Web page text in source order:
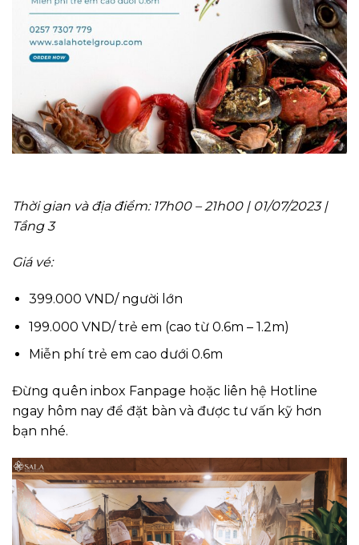
Thời gian và địa điểm: 17h00 – 21h00 | 01/07/2023 |
Tầng 3
Giá vé:
399.000 VND/ người lớn
199.000 VND/ trẻ em (cao từ 0.6m – 1.2m)
Miễn phí trẻ em cao dưới 0.6m
Đừng quên inbox Fanpage hoặc liên hệ Hotline
ngay hôm nay để đặt bàn và được tư vấn kỹ hơn
bạn nhé.